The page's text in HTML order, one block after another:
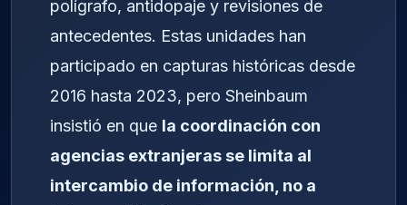
polígrafo, antidopaje y revisiones de
antecedentes. Estas unidades han
participado en capturas históricas desde
2016 hasta 2023, pero Sheinbaum
insistió en que la coordinación con
agencias extranjeras se limita al
intercambio de información, no a